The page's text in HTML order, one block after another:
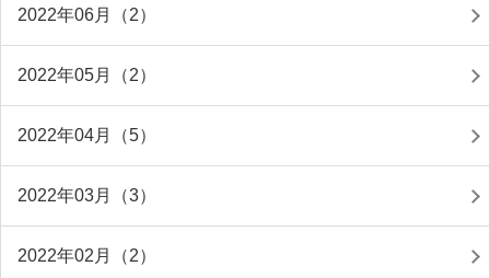
2022年06月（2）
2022年05月（2）
2022年04月（5）
2022年03月（3）
2022年02月（2）